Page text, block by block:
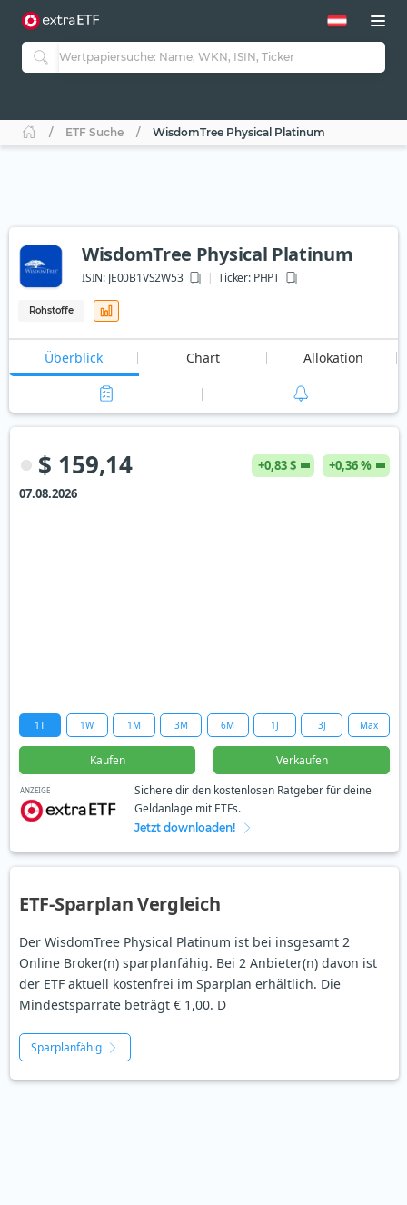
ETF Suche WisdomTree Physical Platinum
WisdomTree Physical Platinum
ISIN: JE00B1VS2W53 Ticker:PHPT
Rohstoffe
Überblick Chart Allokation
$ 159,14 +0,83 $
+0,36 %
07.08.2026
1T 1W 1M 3M 6M 1J 3J Max
Kaufen Verkaufen
ANZEIGE
Sichere dir den kostenlosen Ratgeber für deine
Geldanlage mit ETFs.
Jetzt downloaden!
ETF-Sparplan Vergleich
Der WisdomTree Physical Platinum ist bei insgesamt 2
Online Broker(n) sparplanfähig. Bei 2 Anbieter(n) davon ist
der ETF aktuell kostenfrei im Sparplan erhältlich. Die
Mindestsparrate beträgt € 1,00. D
Sparplanfähig